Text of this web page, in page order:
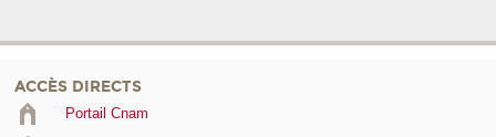
ACCÈS DIRECTS
Portail Cnam